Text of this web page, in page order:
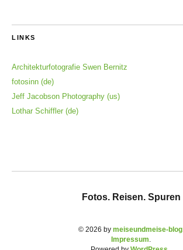
LINKS
Architekturfotografie Swen Bernitz
fotosinn (de)
Jeff Jacobson Photography (us)
Lothar Schiffler (de)
Fotos. Reisen. Spuren
© 2026 by meiseundmeise-blog
Impressum